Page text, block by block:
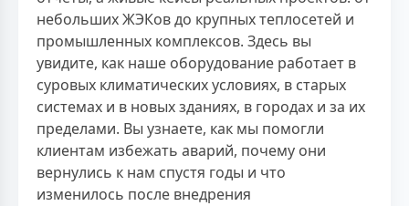
небольших ЖЭКов до крупных теплосетей и
промышленных комплексов. Здесь вы
увидите, как наше оборудование работает в
суровых климатических условиях, в старых
системах и в новых зданиях, в городах и за их
пределами. Вы узнаете, как мы помогли
клиентам избежать аварий, почему они
вернулись к нам спустя годы и что
изменилось после внедрения